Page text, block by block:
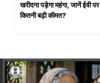
खरीदना पड़ेगा महंगा, जानें ईवी पर
कितनी बढ़ी कीमत?